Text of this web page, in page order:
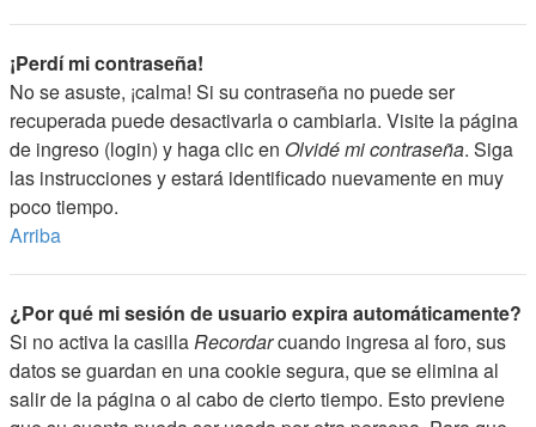
¡Perdí mi contraseña!
No se asuste, ¡calma! Si su contraseña no puede ser
recuperada puede desactivarla o cambiarla. Visite la página
de ingreso (login) y haga clic en Olvidé mi contraseña. Siga
las instrucciones y estará identificado nuevamente en muy
poco tiempo.
Arriba
¿Por qué mi sesión de usuario expira automáticamente?
Si no activa la casillaRecordarcuando ingresa al foro, sus
datos se guardan en una cookie segura, que se elimina al
salir de la página o al cabo de cierto tiempo. Esto previene